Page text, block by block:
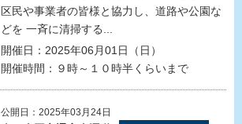
区民や事業者の皆様と協力し、道路や公園な
どを 一斉に清掃する...
開催日：2025年06月01日（日）
開催時間：９時～１０時半くらいまで
公開日：2025年03月24日